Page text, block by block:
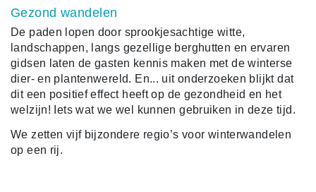
Gezond wandelen
De paden lopen door sprookjesachtige witte,
landschappen, langs gezellige berghutten en ervaren
gidsen laten de gasten kennis maken met de winterse
dier- en plantenwereld. En... uit onderzoeken blijkt dat
dit een positief effect heeft op de gezondheid en het
welzijn! Iets wat we wel kunnen gebruiken in deze tijd.
We zetten vijf bijzondere regio’s voor winterwandelen
op een rij.